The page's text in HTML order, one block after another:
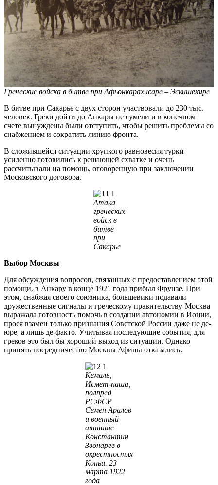
Греческие войска в битве при Афьонкарахисаре – Эскишехире
В битве при Сакарье с двух сторон участвовали до 230 тыс.
человек. Греки дойти до Анкары не сумели и в конечном
счете вынуждены были отступить, чтобы решить проблемы со
снабжением и сократить линию фронта.
В сложившейся ситуации хрупкого равновесия турки
усиленно готовились к решающей схватке и очень
рассчитывали на помощь, оговоренную при заключении
Московского договора.
Атака
греческих
войск в
битве
при
Сакарье
Выбор Москвы
Для обсуждения вопросов, связанных с предоставлением этой
помощи, в Анкару в конце 1921 года прибыл Фрунзе. При
этом, снабжая своего союзника, большевики подавали
дружественные сигналы и греческому правительству. Москва
выражала готовность помочь в создании автономии в Ионии,
прося взамен только признания Советской России даже не де-
юре, а лишь де-факто. Учитывая последующие события, для
греков это был бы хороший выход из ситуации. Однако
принять посредничество Москвы Афины отказались.
Кемаль,
Исмет-паша,
полпред
РСФСР
Семен Аралов
и военный
атташе
Константин
Звонарев в
окрестностях
Коньи. 23
марта 1922
года